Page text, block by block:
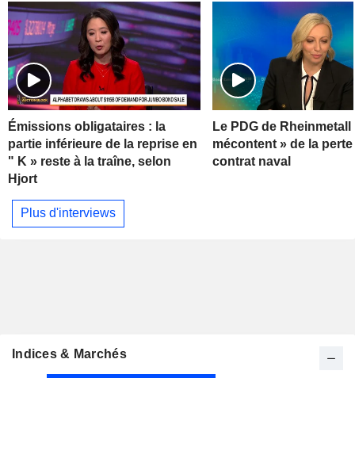
Émissions obligataires : la
partie inférieure de la reprise en
" K » reste à la traîne, selon
Hjort
Le PDG de
mécontent » de la
contrat naval
Plus d'interviews
Indices & Marchés